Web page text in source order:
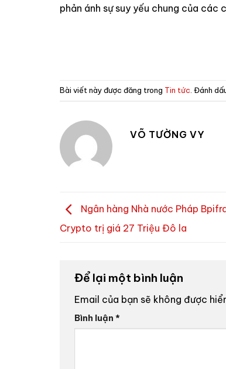
phản ánh sự suy yếu chung của
Bài viết này được đăng trong Tin tức . Đánh
VÕ TƯỜNG VY
Ngân hàng Nhà nước Pháp
Crypto trị giá 27 Triệu Đô la
Để lại một bình luận
Email của bạn sẽ không được
Bình luận *